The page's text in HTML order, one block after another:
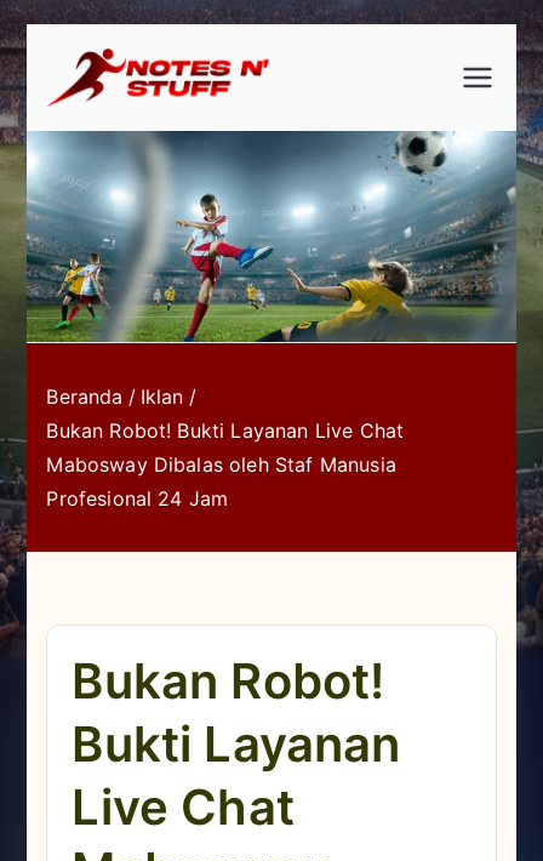
Loncat
ke
konten
notesnst
uff
Beranda
Iklan
Bukan Robot! Bukti Layanan Live Chat
Mabosway Dibalas oleh Staf Manusia
Profesional 24 Jam
Bukan Robot!
Bukti Layanan
Live Chat